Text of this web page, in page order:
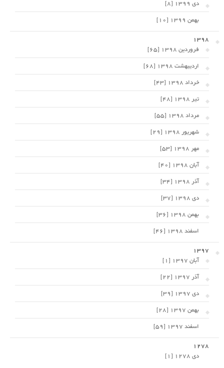
دی 1399 [8]
بهمن 1399 [10]
1398
فروردین 1398 [65]
اردیبهشت 1398 [68]
خرداد 1398 [43]
تیر 1398 [48]
مرداد 1398 [55]
شهریور 1398 [29]
مهر 1398 [53]
آبان 1398 [40]
آذر 1398 [34]
دی 1398 [37]
بهمن 1398 [36]
اسفند 1398 [46]
1397
آبان 1397 [1]
آذر 1397 [22]
دی 1397 [39]
بهمن 1397 [28]
اسفند 1397 [59]
1278
دی 1278 [1]